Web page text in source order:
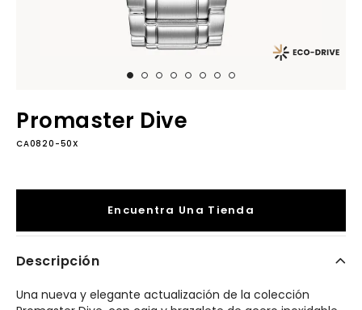
Promaster Dive
CA0820-50X
Encuentra Una Tienda
Descripción
Una nueva y elegante actualización de la colección